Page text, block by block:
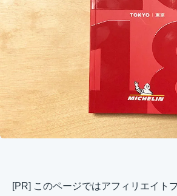
[PR] このページではアフィリエイト